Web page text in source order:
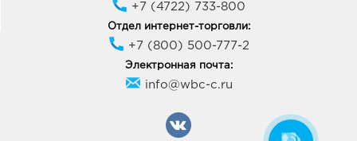
+7 (4722) 733-800
Отдел интернет-торговли:
+7 (800) 500-777-2
Электронная почта:
info@wbc-c.ru